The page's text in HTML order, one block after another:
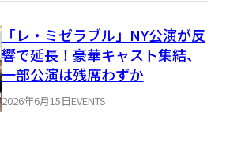
「レ・ミゼラブル」NY公演が反
響で延長！豪華キャスト集結、
一部公演は残席わずか
2026年6月15日EVENTS